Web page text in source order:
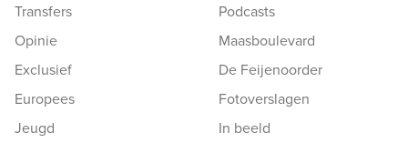
Transfers
Opinie
Exclusief
Europees
Jeugd
Podcasts
Maasboulevard
De Feijenoorder
Fotoverslagen
In beeld